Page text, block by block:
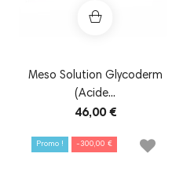
Meso Solution Glycoderm
(Acide...
46,00 €
Promo ! -300,00 €